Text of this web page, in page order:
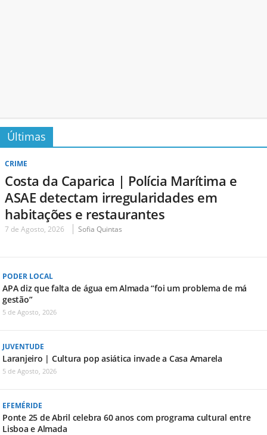
Últimas
CRIME
Costa da Caparica | Polícia Marítima e
ASAE detectam irregularidades em
habitações e restaurantes
7 de Agosto, 2026 Sofia Quintas
PODER LOCAL
APA diz que falta de água em Almada “foi um problema de má
gestão”
5 de Agosto, 2026
JUVENTUDE
Laranjeiro | Cultura pop asiática invade a Casa Amarela
5 de Agosto, 2026
EFEMÉRIDE
Ponte 25 de Abril celebra 60 anos com programa cultural entre
Lisboa e Almada